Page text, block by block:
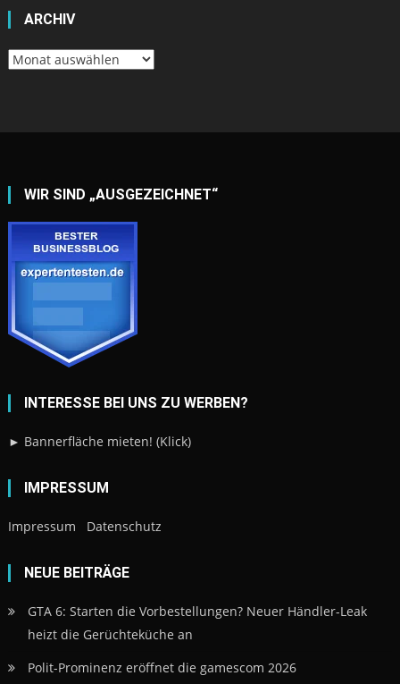
ARCHIV
Archiv
WIR SIND „AUSGEZEICHNET“
INTERESSE BEI UNS ZU WERBEN?
► Bannerfläche mieten! (Klick)
IMPRESSUM
Impressum Datenschutz
NEUE BEITRÄGE
GTA 6: Starten die Vorbestellungen? Neuer Händler-Leak
heizt die Gerüchteküche an
Polit-Prominenz eröffnet die gamescom 2026